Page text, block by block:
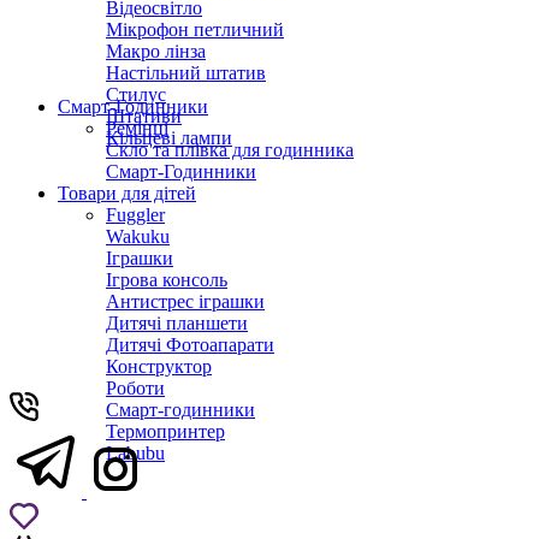
Відеосвітло
Мікрофон петличний
Макро лінза
Настільний штатив
Стилус
Штативи
Кільцеві лампи
Смарт-Годинники
Ремінці
Скло та плівка для годинника
Смарт-Годинники
Товари для дітей
Fuggler
Wakuku
Іграшки
Ігрова консоль
Антистрес іграшки
Дитячi планшети
Дитячі Фотоапарати
Конструктор
Роботи
Смарт-годинники
Термопринтер
Labubu